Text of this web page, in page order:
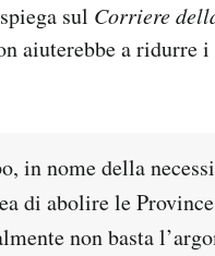
sul Corriere
aiuterebbe a ridurre
in nome della
di abolire le
non basta